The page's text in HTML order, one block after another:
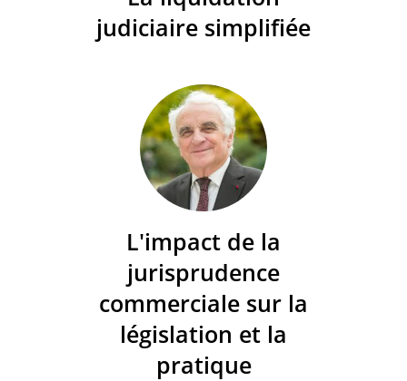
judiciaire simplifiée
L'impact de la
jurisprudence
commerciale sur la
législation et la
pratique